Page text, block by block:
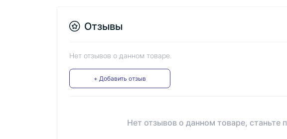
Отзывы
Нет отзывов о данном товаре.
+ Добавить отзыв
Нет отзывов о данном товаре, станьте